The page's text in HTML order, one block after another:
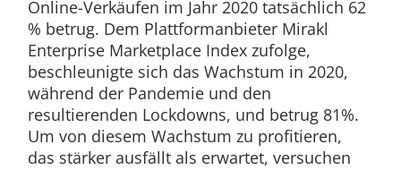
Online-Verkäufen im Jahr 2020 tatsächlich 62
% betrug. Dem Plattformanbieter Mirakl
Enterprise Marketplace Index zufolge,
beschleunigte sich das Wachstum in 2020,
während der Pandemie und den
resultierenden Lockdowns, und betrug 81%.
Um von diesem Wachstum zu profitieren,
das stärker ausfällt als erwartet, versuchen